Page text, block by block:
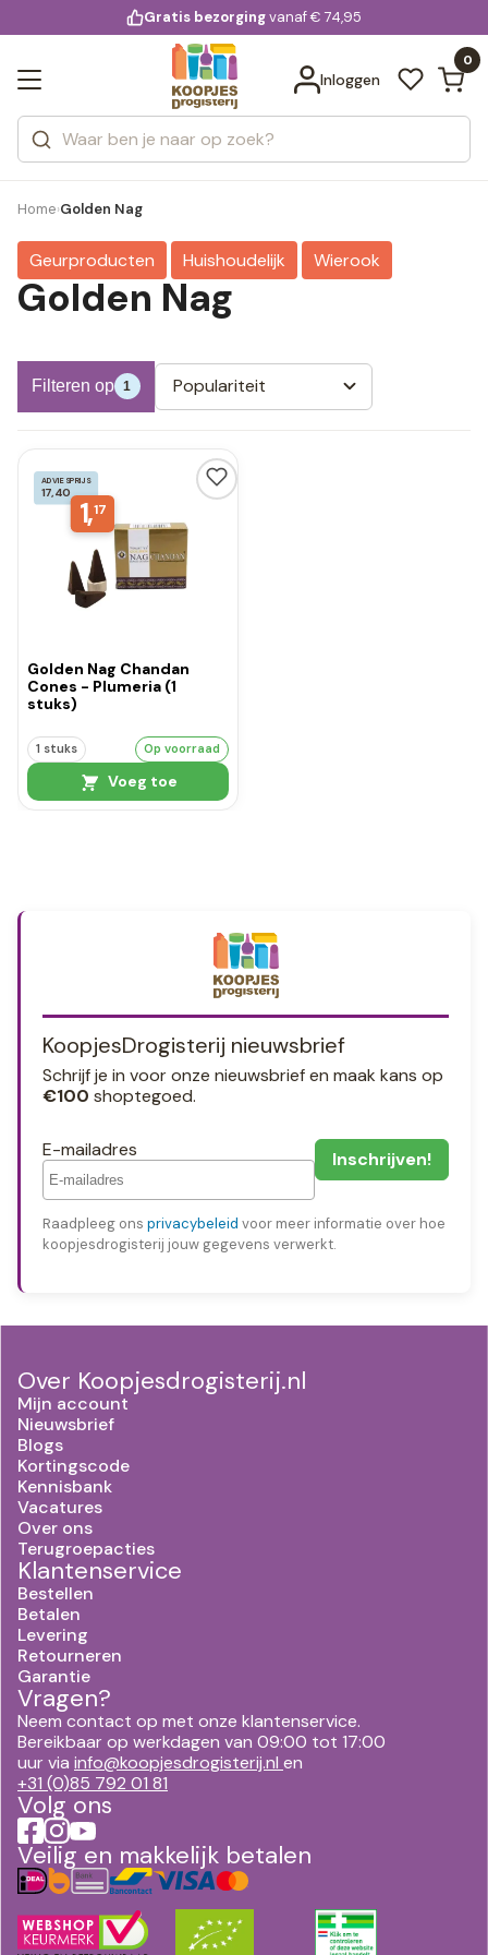
voor 20:00 uur besteld
Gratis bezorgingvanaf € 74,95
Inloggen
0
Zoeken
Categorieën
Merken
Bekijk alle resultaten
Home›Golden Nag
Geurproducten Huishoudelijk Wierook
Golden Nag
Filteren op 1 Populariteit
ADVIESPRIJS
17,40
1,17
Golden Nag Chandan
Cones - Plumeria (1
stuks)
1 stuks Op voorraad
Voeg toe
KoopjesDrogisterij nieuwsbrief
Schrijf je in voor onze nieuwsbrief en maak kans op
€100 shoptegoed.
E-mailadres
Raadpleeg ons privacybeleid voor meer informatie over hoe
koopjesdrogisterij jouw gegevens verwerkt.
Over Koopjesdrogisterij.nl
Mijn account
Nieuwsbrief
Blogs
Kortingscode
Kennisbank
Vacatures
Over ons
Terugroepacties
Klantenservice
Bestellen
Betalen
Levering
Retourneren
Garantie
Vragen?
Neem contact op met onze klantenservice.
Bereikbaar op werkdagen van 09:00 tot 17:00
uur via info@koopjesdrogisterij.nl en
+31 (0)85 792 01 81
Volg ons
Veilig en makkelijk betalen